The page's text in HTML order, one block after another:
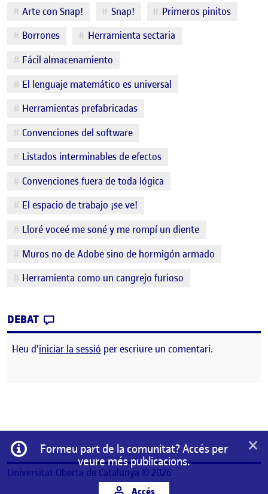
Etiquetes
Arte con Snap! Snap!
Primeros pinitos
Borrones
Herramienta sectaria
Fácil almacenamiento
El lenguaje matemático es universal
Herramientas prefabricadas
Convenciones del software
Listados interminables de efectos
Convenciones fuera de toda lógica
El espacio de trabajo ¡se ve!
Lloré voceé me soné y me rompí un diente
Muros no de Adobe sino de hormigón armado
Herramienta como un cangrejo furioso
DEBAT
Heu d'iniciar la sessió per escriure un comentari.
Informació
Formeu part de la comunitat? Accés per
veure més publicacions.
Accés
×
Universitat Oberta de Catalunya © 2026